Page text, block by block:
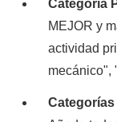
Categoría
MEJOR y
actividad
mecánico",